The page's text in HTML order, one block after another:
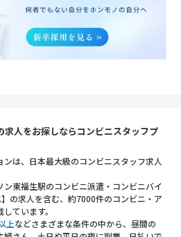
求人をお探しならコンビニスタッフプ
は、日本最大級のコンビニスタッフ求人
東福生駅のコンビニ派遣・コンビニバイ
の求人を含む、約7000件のコンビニ・ア
ています。
上などさまざまな条件の中から、昼間の